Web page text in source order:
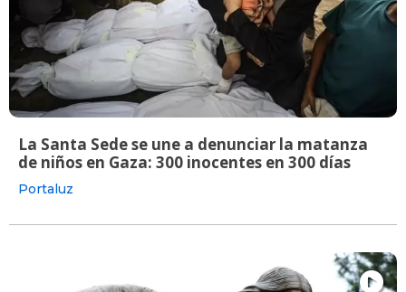
La Santa Sede se une a denunciar la matanza
de niños en Gaza: 300 inocentes en 300 días
Portaluz